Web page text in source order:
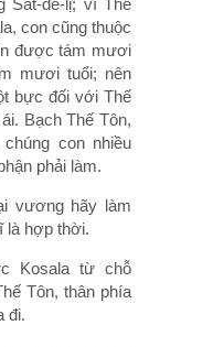
con cũng thuộc
được tám mươi
mươi tuổi; nên
bực đối với Thế
Bạch Thế Tôn,
con nhiều
phải làm.
vương hãy làm
là hợp thời.
Kosala từ chỗ
Tôn, thân phía
đi.